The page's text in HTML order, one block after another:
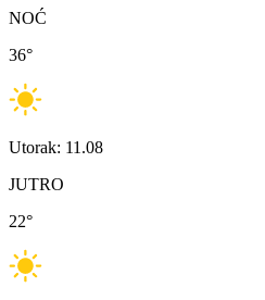
NOĆ
36°
Utorak: 11.08
JUTRO
22°